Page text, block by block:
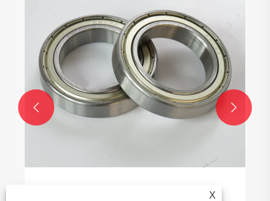
Comment les roulements à section mince
 
X